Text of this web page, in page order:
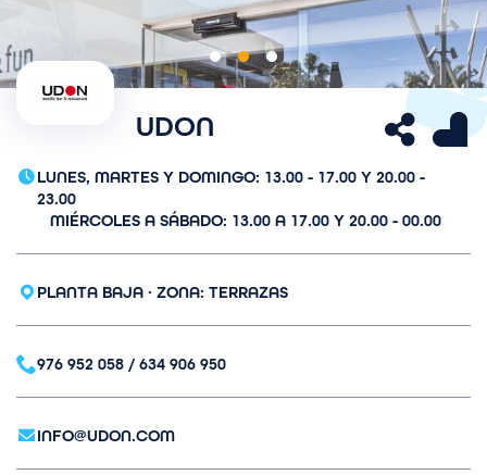
Anterior
Siguiente
g
UDON
LUNES, MARTES Y DOMINGO: 13.00 - 17.00 Y 20.00 -
23.00
MIÉRCOLES A SÁBADO: 13.00 A 17.00 Y 20.00 - 00.00
PLANTA BAJA · ZONA: TERRAZAS
976 952 058 / 634 906 950
INFO@UDON.COM